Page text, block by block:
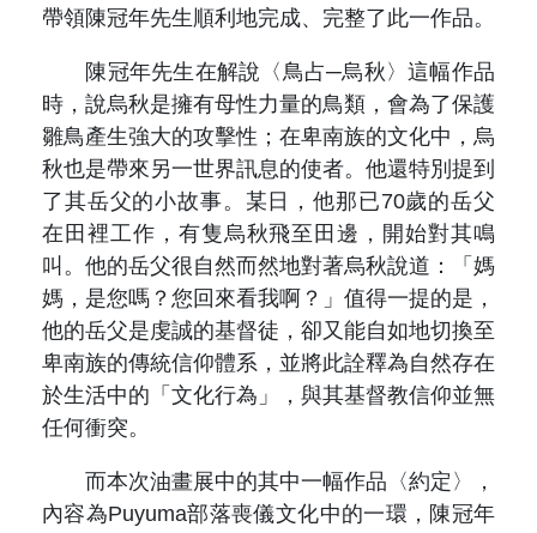
帶領陳冠年先生順利地完成、完整了此一作品。
陳冠年先生在解說〈鳥占─烏秋〉這幅作品
時，說烏秋是擁有母性力量的鳥類，會為了保護
雛鳥產生強大的攻擊性；在卑南族的文化中，烏
秋也是帶來另一世界訊息的使者。他還特別提到
了其岳父的小故事。某日，他那已70歲的岳父
在田裡工作，有隻烏秋飛至田邊，開始對其鳴
叫。他的岳父很自然而然地對著烏秋說道：「媽
媽，是您嗎？您回來看我啊？」值得一提的是，
他的岳父是虔誠的基督徒，卻又能自如地切換至
卑南族的傳統信仰體系，並將此詮釋為自然存在
於生活中的「文化行為」，與其基督教信仰並無
任何衝突。
而本次油畫展中的其中一幅作品〈約定〉，
內容為Puyuma部落喪儀文化中的一環，陳冠年